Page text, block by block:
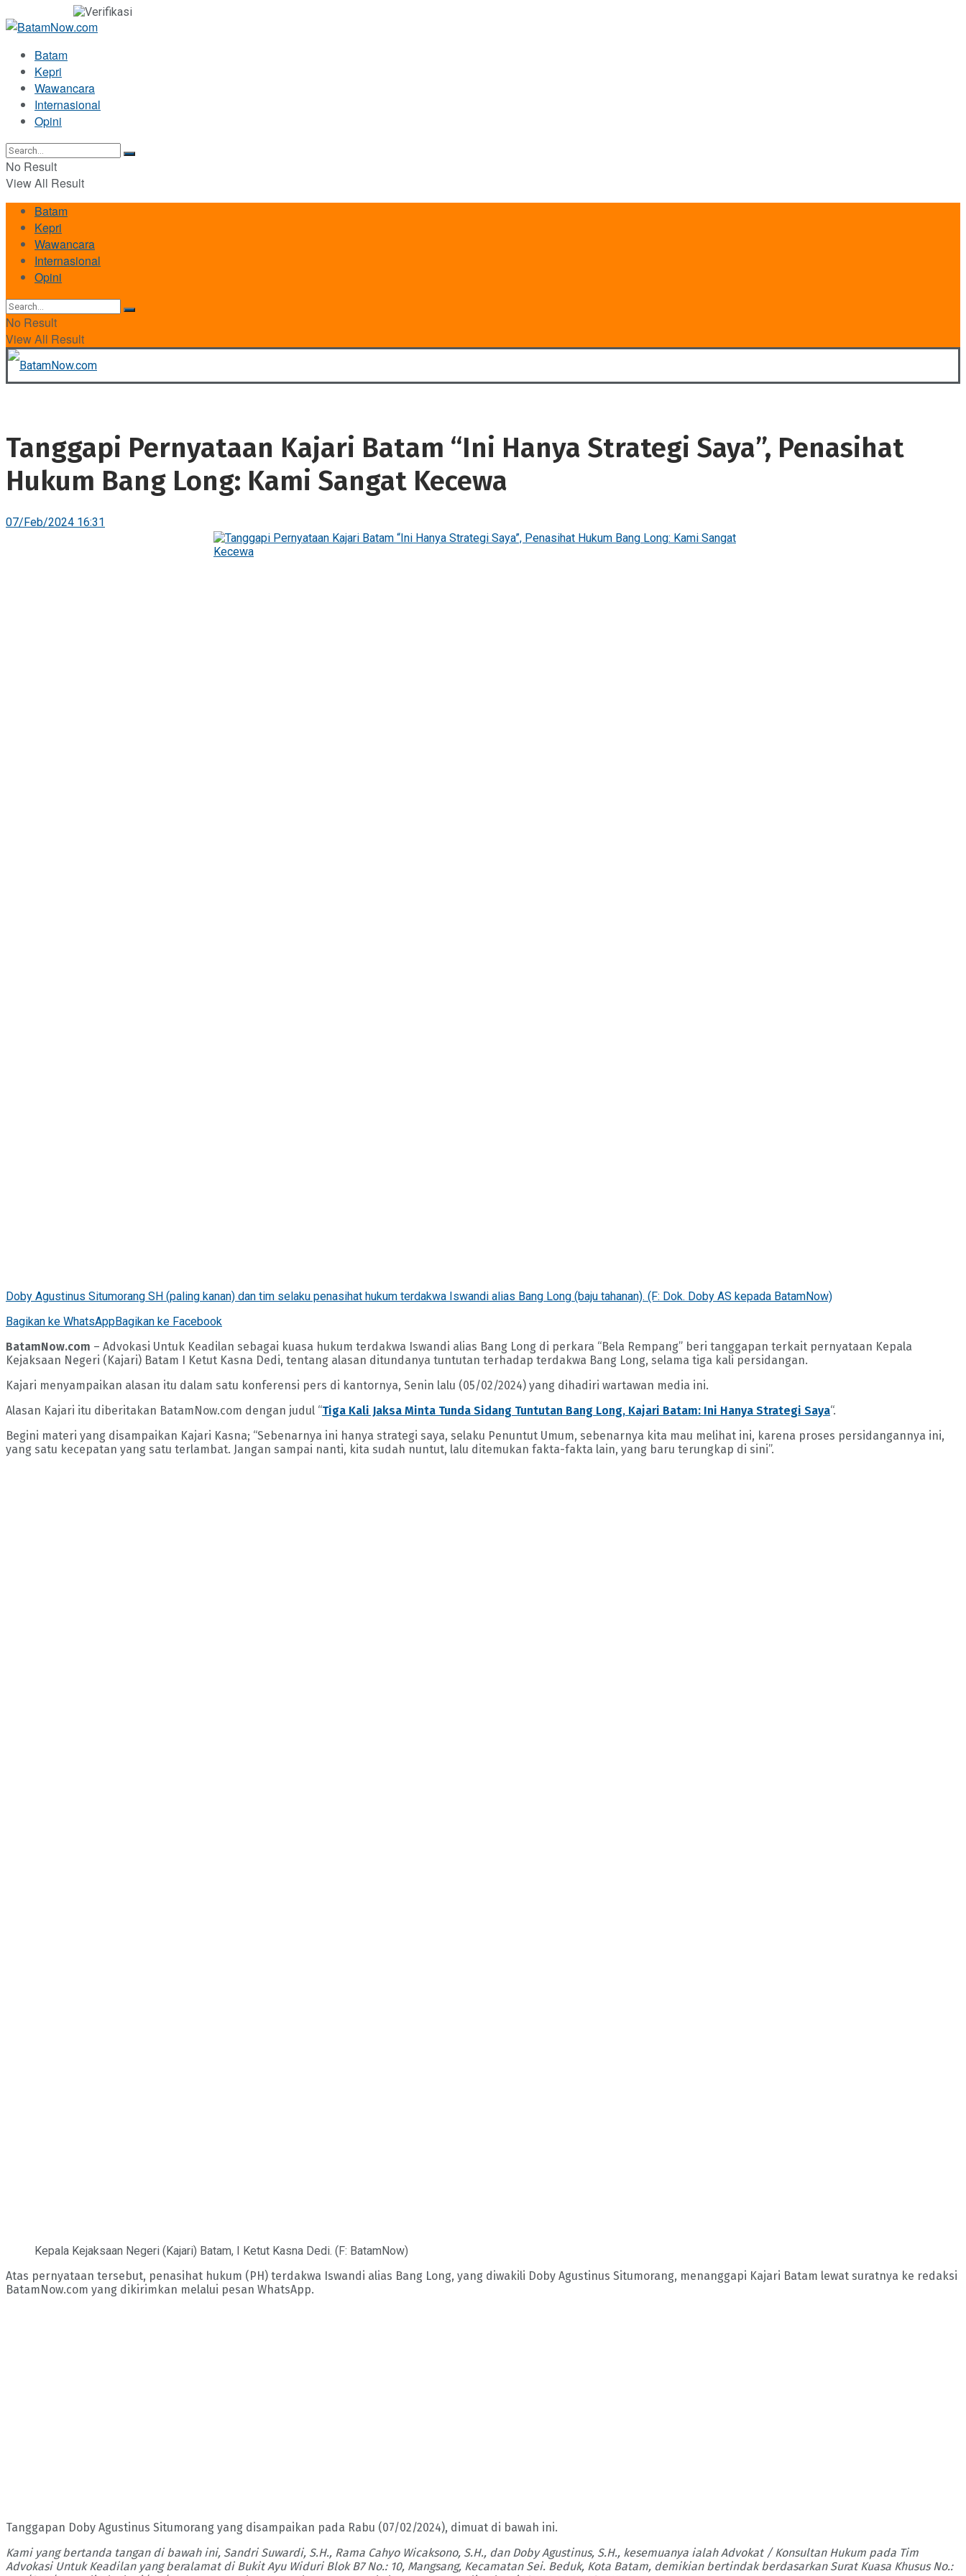
Batam
Kepri
Wawancara
Internasional
Opini
No Result
View All Result
Batam
Kepri
Wawancara
Internasional
Opini
No Result
View All Result
Tanggapi Pernyataan Kajari Batam “Ini Hanya Strategi Saya”, Penasihat
Hukum Bang Long: Kami Sangat Kecewa
07/Feb/2024 16:31
Doby Agustinus Situmorang SH (paling kanan) dan tim selaku penasihat hukum terdakwa Iswandi alias Bang Long (baju tahanan). (F: Dok. Doby AS kepada BatamNow)
Bagikan ke WhatsAppBagikan ke Facebook
BatamNow.com – Advokasi Untuk Keadilan sebagai kuasa hukum terdakwa Iswandi alias Bang Long di perkara “Bela Rempang” beri tanggapan terkait pernyataan Kepala
Kejaksaan Negeri (Kajari) Batam I Ketut Kasna Dedi, tentang alasan ditundanya tuntutan terhadap terdakwa Bang Long, selama tiga kali persidangan.
Kajari menyampaikan alasan itu dalam satu konferensi pers di kantornya, Senin lalu (05/02/2024) yang dihadiri wartawan media ini.
Alasan Kajari itu diberitakan BatamNow.com dengan judul “Tiga Kali Jaksa Minta Tunda Sidang Tuntutan Bang Long, Kajari Batam: Ini Hanya Strategi Saya“.
Begini materi yang disampaikan Kajari Kasna; “Sebenarnya ini hanya strategi saya, selaku Penuntut Umum, sebenarnya kita mau melihat ini, karena proses persidangannya ini,
yang satu kecepatan yang satu terlambat. Jangan sampai nanti, kita sudah nuntut, lalu ditemukan fakta-fakta lain, yang baru terungkap di sini”.
Kepala Kejaksaan Negeri (Kajari) Batam, I Ketut Kasna Dedi. (F: BatamNow)
Atas pernyataan tersebut, penasihat hukum (PH) terdakwa Iswandi alias Bang Long, yang diwakili Doby Agustinus Situmorang, menanggapi Kajari Batam lewat suratnya ke redaksi
BatamNow.com yang dikirimkan melalui pesan WhatsApp.
Tanggapan Doby Agustinus Situmorang yang disampaikan pada Rabu (07/02/2024), dimuat di bawah ini.
Kami yang bertanda tangan di bawah ini, Sandri Suwardi, S.H., Rama Cahyo Wicaksono, S.H., dan Doby Agustinus, S.H., kesemuanya ialah Advokat / Konsultan Hukum pada Tim
Advokasi Untuk Keadilan yang beralamat di Bukit Ayu Widuri Blok B7 No.: 10, Mangsang, Kecamatan Sei. Beduk, Kota Batam, demikian bertindak berdasarkan Surat Kuasa Khusus No.: